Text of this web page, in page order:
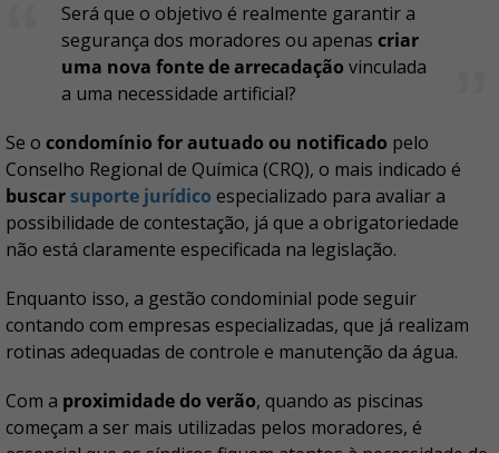
Será que o objetivo é realmente garantir a
segurança dos moradores ou apenas criar
uma nova fonte de arrecadação vinculada
a uma necessidade artificial?
Se o condomínio for autuado ou notificado pelo
Conselho Regional de Química (CRQ), o mais indicado é
buscar suporte jurídico especializado para avaliar a
possibilidade de contestação, já que a obrigatoriedade
não está claramente especificada na legislação.
Enquanto isso, a gestão condominial pode seguir
contando com empresas especializadas, que já realizam
rotinas adequadas de controle e manutenção da água.
Com a proximidade do verão, quando as piscinas
começam a ser mais utilizadas pelos moradores, é